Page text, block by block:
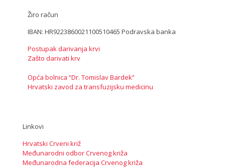
Žiro račun
IBAN: HR9223860021100510465 Podravska banka
Postupak darivanja krvi
Zašto darivati krv
Opća bolnica “Dr. Tomislav Bardek”
Hrvatski zavod za transfuzijsku medicinu
Linkovi
Hrvatski Crveni križ
Međunarodni odbor Crvenog križa
Međunarodna federacija Crvenog križa